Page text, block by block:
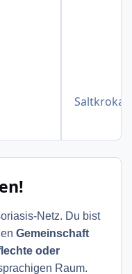
Saltkrokan
Netz. Du bist
Gemeinschaft
oder
Raum.